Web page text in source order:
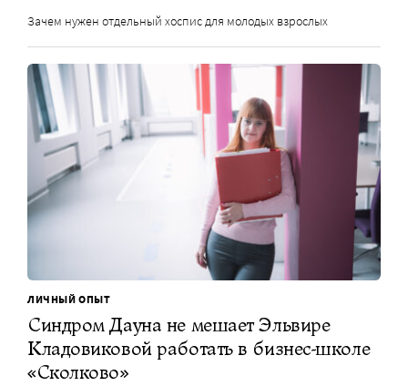
Зачем нужен отдельный хоспис для молодых взрослых
ЛИЧНЫЙ ОПЫТ
Синдром Дауна не мешает Эльвире
Кладовиковой работать в бизнес-школе
«Сколково»